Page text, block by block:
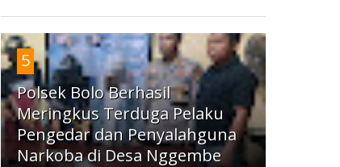
5
Polsek Bolo Berhasil
Meringkus Terduga Pelaku
Pengedar dan Penyalahguna
Narkoba di Desa Nggembe